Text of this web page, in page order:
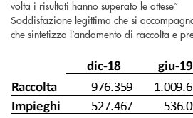
volta i risultati hanno superato le attese”
Soddisfazione legittima che si
che sintetizza l’andamento di raccolta e